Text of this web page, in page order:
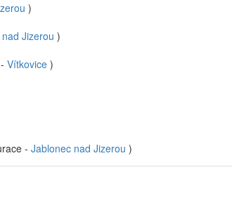
)
Jizerou )
Vítkovice )
- Jablonec nad Jizerou )